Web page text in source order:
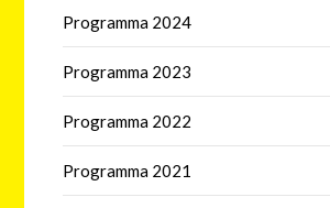
Programma 2024
Programma 2023
Programma 2022
Programma 2021